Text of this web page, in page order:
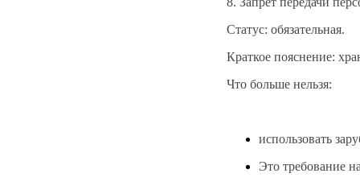
Статус: обязательная.
Краткое пояснение:
Что больше нельзя:
использовать
Это требование